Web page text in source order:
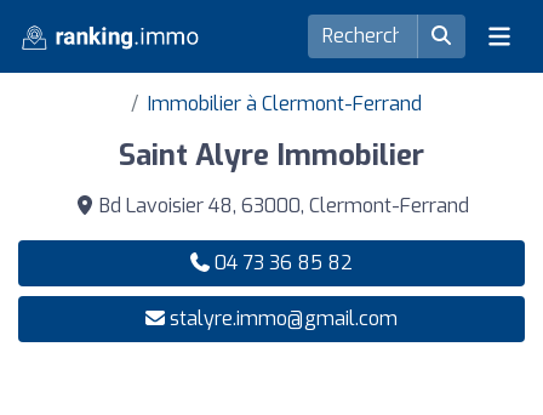
Immobilier à Clermont-Ferrand
Saint Alyre Immobilier
Bd Lavoisier 48, 63000, Clermont-Ferrand
04 73 36 85 82
stalyre.immo@gmail.com